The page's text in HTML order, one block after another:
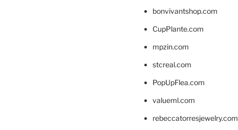
bonvivantshop.com
CupPlante.com
mpzin.com
stcreal.com
PopUpFlea.com
valueml.com
rebeccatorresjewelry.com